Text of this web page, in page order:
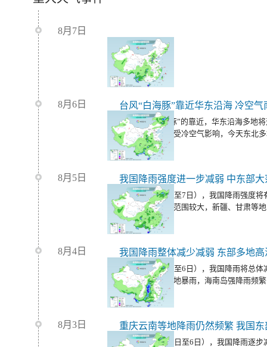
8月7日
随着台风“白海豚”的靠近，华东沿海多地
温范围将缩减，受冷空气影响，今天东北
8月6日
今明天（8月6日至7日），我国降雨强度
同时，我国高温范围较大，新疆、甘肃等
大范围桑拿天。
8月5日
我国降雨整体减少减弱 东部多地
今明天（8月5日至6日），我国降雨将总
有中到大雨，局地暴雨，海南岛强降雨频
8月4日
重庆云南等地降雨仍然频繁 我国
未来三天（8月4日至6日），我国降雨逐
8月3日